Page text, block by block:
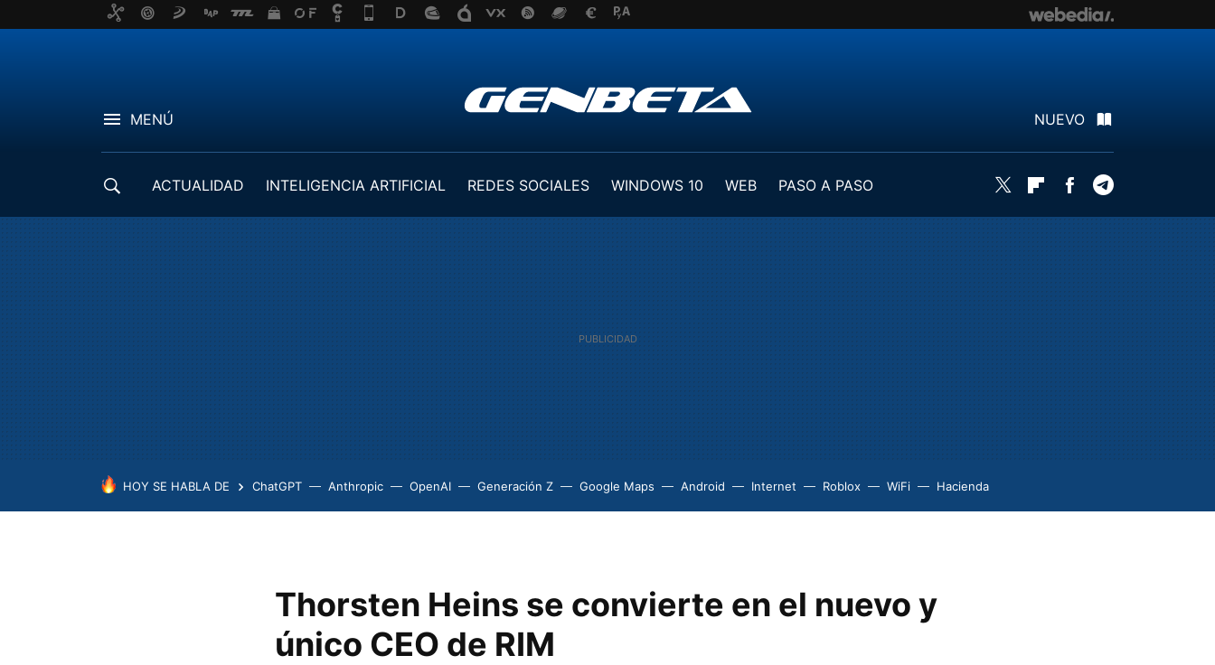
MENÚ NUEVO
ACTUALIDAD INTELIGENCIA ARTIFICIAL REDES SOCIALES WINDOWS 10 WEB
PASO A PASO
Twitter FlipboardFacebook
HOY SE HABLA DE ChatGPT Anthropic OpenAI Generación Z Google Maps Android Internet Roblox WiFi Hacienda
Thorsten Heins se convierte en el nuevo y
único CEO de RIM